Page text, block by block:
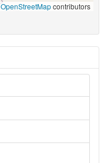
OpenStreetMapcontributors